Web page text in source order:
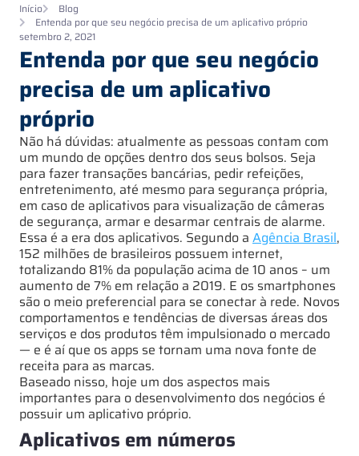
Início
Blog
Entenda por que seu negócio precisa de um aplicativo próprio
setembro 2, 2021
Entenda por que seu negócio
precisa de um aplicativo
próprio
Não há dúvidas: atualmente as pessoas contam com
um mundo de opções dentro dos seus bolsos. Seja
para fazer transações bancárias, pedir refeições,
entretenimento, até mesmo para segurança própria,
em caso de aplicativos para visualização de câmeras
de segurança, armar e desarmar centrais de alarme.
Essa é a era dos aplicativos. Segundo a Agência Brasil,
152 milhões de brasileiros possuem internet,
totalizando 81% da população acima de 10 anos – um
aumento de 7% em relação a 2019. E os smartphones
são o meio preferencial para se conectar à rede. Novos
comportamentos e tendências de diversas áreas dos
serviços e dos produtos têm impulsionado o mercado
— e é aí que os apps se tornam uma nova fonte de
receita para as marcas.
Baseado nisso, hoje um dos aspectos mais
importantes para o desenvolvimento dos negócios é
possuir um aplicativo próprio.
Aplicativos em números